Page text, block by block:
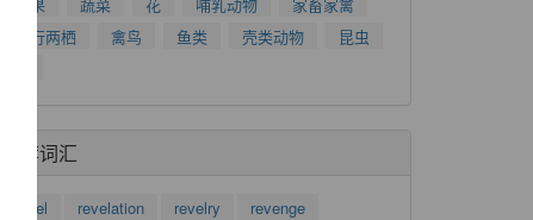
爬行两栖
禽鸟 鱼类 壳类动物
昆虫
推荐词汇
revel revelation revelry
revenge